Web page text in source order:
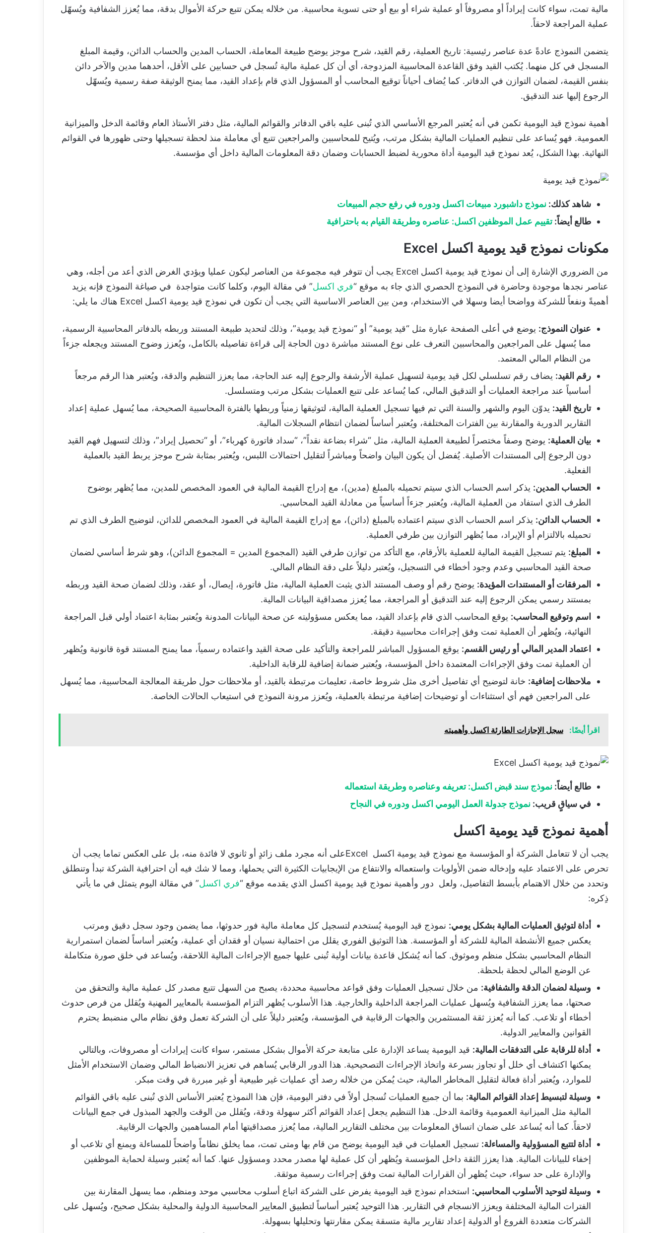
مالية تمت، سواء كانت إيراداً أو مصروفاً أو عملية شراء أو بيع أو حتى تسوية محاسبية. من خلاله يمكن تتبع حركة الأموال بدقة، مما يُعزز الشفافية ويُسهّل
عملية المراجعة لاحقاً.
يتضمن النموذج عادةً عدة عناصر رئيسية: تاريخ العملية، رقم القيد، شرح موجز يوضح طبيعة المعاملة، الحساب المدين والحساب الدائن، وقيمة المبلغ
المسجل في كل منهما. يُكتب القيد وفق القاعدة المحاسبية المزدوجة، أي أن كل عملية مالية تُسجل في حسابين على الأقل، أحدهما مدين والآخر دائن
بنفس القيمة، لضمان التوازن في الدفاتر. كما يُضاف أحياناً توقيع المحاسب أو المسؤول الذي قام بإعداد القيد، مما يمنح الوثيقة صفة رسمية ويُسهّل
الرجوع إليها عند التدقيق.
أهمية نموذج قيد اليومية تكمن في أنه يُعتبر المرجع الأساسي الذي تُبنى عليه باقي الدفاتر والقوائم المالية، مثل دفتر الأستاذ العام وقائمة الدخل والميزانية
العمومية. فهو يُساعد على تنظيم العمليات المالية بشكل مرتب، ويُتيح للمحاسبين والمراجعين تتبع أي معاملة منذ لحظة تسجيلها وحتى ظهورها في القوائم
النهائية. بهذا الشكل، يُعد نموذج قيد اليومية أداة محورية لضبط الحسابات وضمان دقة المعلومات المالية داخل أي مؤسسة.
شاهد كذلك: نموذج داشبورد مبيعات اكسل ودوره في رفع حجم المبيعات
طالع أيضاً:تقييم عمل الموظفين اكسل: عناصره وطريقة القيام به باحترافية
مكونات نموذج قيد يومية اكسل Excel
من الضروري الإشارة إلى أن نموذج قيد يومية اكسل Excel يجب أن تتوفر فيه مجموعة من العناصر ليكون عمليا ويؤدي الغرض الذي أعد من أجله، وهي
عناصر نجدها موجودة وحاضرة في النموذج الحصري الذي جاء به موقع “فري اكسل” في مقالة اليوم، وكلما كانت متواجدة في صياغة النموذج فإنه يزيد
أهميةً ونفعاً للشركة وواضحا أيضا وسهلا في الاستخدام، ومن بين العناصر الاساسية التي يجب أن تكون في نموذج قيد يومية اكسل Excel هناك ما يلي:
عنوان النموذج: يوضع في أعلى الصفحة عبارة مثل “قيد يومية” أو “نموذج قيد يومية”، وذلك لتحديد طبيعة المستند وربطه بالدفاتر المحاسبية الرسمية،
مما يُسهل على المراجعين والمحاسبين التعرف على نوع المستند مباشرة دون الحاجة إلى قراءة تفاصيله بالكامل، ويُعزز وضوح المستند ويجعله جزءاً
من النظام المالي المعتمد.
رقم القيد: يضاف رقم تسلسلي لكل قيد يومية لتسهيل عملية الأرشفة والرجوع إليه عند الحاجة، مما يعزز التنظيم والدقة، ويُعتبر هذا الرقم مرجعاً
أساسياً عند مراجعة العمليات أو التدقيق المالي، كما يُساعد على تتبع العمليات بشكل مرتب ومتسلسل.
تاريخ القيد: يدوّن اليوم والشهر والسنة التي تم فيها تسجيل العملية المالية، لتوثيقها زمنياً وربطها بالفترة المحاسبية الصحيحة، مما يُسهل عملية إعداد
التقارير الدورية والمقارنة بين الفترات المختلفة، ويُعتبر أساساً لضمان انتظام السجلات المالية.
بيان العملية: يوضح وصفاً مختصراً لطبيعة العملية المالية، مثل “شراء بضاعة نقداً”، “سداد فاتورة كهرباء”، أو “تحصيل إيراد”، وذلك لتسهيل فهم القيد
دون الرجوع إلى المستندات الأصلية. يُفضل أن يكون البيان واضحاً ومباشراً لتقليل احتمالات اللبس، ويُعتبر بمثابة شرح موجز يربط القيد بالعملية
الفعلية.
الحساب المدين: يذكر اسم الحساب الذي سيتم تحميله بالمبلغ (مدين)، مع إدراج القيمة المالية في العمود المخصص للمدين، مما يُظهر بوضوح
الطرف الذي استفاد من العملية المالية، ويُعتبر جزءاً أساسياً من معادلة القيد المحاسبي.
الحساب الدائن: يذكر اسم الحساب الذي سيتم اعتماده بالمبلغ (دائن)، مع إدراج القيمة المالية في العمود المخصص للدائن، لتوضيح الطرف الذي تم
تحميله بالالتزام أو الإيراد، مما يُظهر التوازن بين طرفي العملية.
المبلغ: يتم تسجيل القيمة المالية للعملية بالأرقام، مع التأكد من توازن طرفي القيد (المجموع المدين = المجموع الدائن)، وهو شرط أساسي لضمان
صحة القيد المحاسبي وعدم وجود أخطاء في التسجيل، ويُعتبر دليلاً على دقة النظام المالي.
المرفقات أو المستندات المؤيدة: يوضح رقم أو وصف المستند الذي يثبت العملية المالية، مثل فاتورة، إيصال، أو عقد، وذلك لضمان صحة القيد وربطه
بمستند رسمي يمكن الرجوع إليه عند التدقيق أو المراجعة، مما يُعزز مصداقية البيانات المالية.
اسم وتوقيع المحاسب: يوقع المحاسب الذي قام بإعداد القيد، مما يعكس مسؤوليته عن صحة البيانات المدونة ويُعتبر بمثابة اعتماد أولي قبل المراجعة
النهائية، ويُظهر أن العملية تمت وفق إجراءات محاسبية دقيقة.
اعتماد المدير المالي أو رئيس القسم: يوقع المسؤول المباشر للمراجعة والتأكيد على صحة القيد واعتماده رسمياً، مما يمنح المستند قوة قانونية ويُظهر
أن العملية تمت وفق الإجراءات المعتمدة داخل المؤسسة، ويُعتبر ضمانة إضافية للرقابة الداخلية.
ملاحظات إضافية: خانة لتوضيح أي تفاصيل أخرى مثل شروط خاصة، تعليمات مرتبطة بالقيد، أو ملاحظات حول طريقة المعالجة المحاسبية، مما يُسهل
على المراجعين فهم أي استثناءات أو توضيحات إضافية مرتبطة بالعملية، ويُعزز مرونة النموذج في استيعاب الحالات الخاصة.
اقرأ أيضًا: سجل الإجازات الطارئة اكسل وأهميته
طالع أيضاً: نموذج سند قبض اكسل: تعريفه وعناصره وطريقة استعماله
في سياقٍ قريب: نموذج جدولة العمل اليومي اكسل ودوره في النجاح
أهمية نموذج قيد يومية اكسل
يجب أن لا تتعامل الشركة أو المؤسسة مع نموذج قيد يومية اكسل Excelعلى أنه مجرد ملف زائدٍ أو ثانوي لا فائدة منه، بل على العكس تماما يجب أن
تحرص على الاعتماد عليه وإدخاله ضمن الأولويات واستعماله والانتفاع من الإيجابيات الكثيرة التي يحملها، ومما لا شك فيه أن احترافية الشركة تبدأ وتنطلق
وتحدد من خلال الاهتمام بأبسط التفاصيل، ولعل دور وأهمية نموذج قيد يومية اكسل الذي يقدمه موقع “فري اكسل” في مقالة اليوم يتمثل في ما يأتي
ذِكره:
أداة لتوثيق العمليات المالية بشكل يومي: نموذج قيد اليومية يُستخدم لتسجيل كل معاملة مالية فور حدوثها، مما يضمن وجود سجل دقيق ومرتب
يعكس جميع الأنشطة المالية للشركة أو المؤسسة. هذا التوثيق الفوري يقلل من احتمالية نسيان أو فقدان أي عملية، ويُعتبر أساساً لضمان استمرارية
النظام المحاسبي بشكل منظم وموثوق. كما أنه يُشكل قاعدة بيانات أولية تُبنى عليها جميع الإجراءات المالية اللاحقة، ويُساعد في خلق صورة متكاملة
عن الوضع المالي لحظة بلحظة.
وسيلة لضمان الدقة والشفافية: من خلال تسجيل العمليات وفق قواعد محاسبية محددة، يصبح من السهل تتبع مصدر كل عملية مالية والتحقق من
صحتها، مما يعزز الشفافية ويُسهل عمليات المراجعة الداخلية والخارجية. هذا الأسلوب يُظهر التزام المؤسسة بالمعايير المهنية ويُقلل من فرص حدوث
أخطاء أو تلاعب. كما أنه يُعزز ثقة المستثمرين والجهات الرقابية في المؤسسة، ويُعتبر دليلاً على أن الشركة تعمل وفق نظام مالي منضبط يحترم
القوانين والمعايير الدولية.
أداة للرقابة على التدفقات المالية: قيد اليومية يساعد الإدارة على متابعة حركة الأموال بشكل مستمر، سواء كانت إيرادات أو مصروفات، وبالتالي
يمكنها اكتشاف أي خلل أو تجاوز بسرعة واتخاذ الإجراءات التصحيحية. هذا الدور الرقابي يُساهم في تعزيز الانضباط المالي وضمان الاستخدام الأمثل
للموارد، ويُعتبر أداة فعالة لتقليل المخاطر المالية، حيث يُمكن من خلاله رصد أي عمليات غير طبيعية أو غير مبررة في وقت مبكر.
وسيلة لتبسيط إعداد القوائم المالية: بما أن جميع العمليات تُسجل أولاً في دفتر اليومية، فإن هذا النموذج يُعتبر الأساس الذي تُبنى عليه باقي القوائم
المالية مثل الميزانية العمومية وقائمة الدخل. هذا التنظيم يجعل إعداد القوائم أكثر سهولة ودقة، ويُقلل من الوقت والجهد المبذول في جمع البيانات
لاحقاً. كما أنه يُساعد على ضمان اتساق المعلومات بين مختلف التقارير المالية، مما يُعزز مصداقيتها أمام المساهمين والجهات الرقابية.
أداة لتتبع المسؤولية والمساءلة: تسجيل العمليات في قيد اليومية يوضح من قام بها ومتى تمت، مما يخلق نظاماً واضحاً للمساءلة ويمنع أي تلاعب أو
إخفاء للبيانات المالية. هذا يعزز الثقة داخل المؤسسة ويُظهر أن كل عملية لها مصدر محدد ومسؤول عنها. كما أنه يُعتبر وسيلة لحماية الموظفين
والإدارة على حد سواء، حيث يُظهر أن القرارات المالية تمت وفق إجراءات رسمية موثقة.
وسيلة لتوحيد الأسلوب المحاسبي: استخدام نموذج قيد اليومية يفرض على الشركة اتباع أسلوب محاسبي موحد ومنظم، مما يسهل المقارنة بين
الفترات المالية المختلفة ويعزز الانسجام في التقارير. هذا التوحيد يُعتبر أساساً لتطبيق المعايير المحاسبية الدولية والمحلية بشكل صحيح، ويُسهل على
الشركات متعددة الفروع أو الدولية إعداد تقارير مالية متسقة يمكن مقارنتها وتحليلها بسهولة.